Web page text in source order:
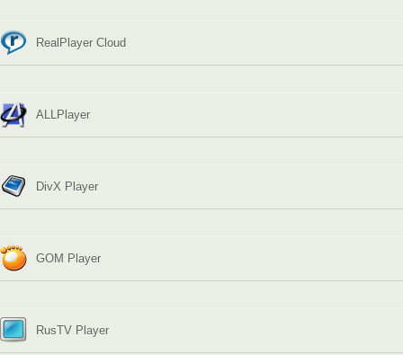
RealPlayer Cloud
ALLPlayer
DivX Player
GOM Player
RusTV Player